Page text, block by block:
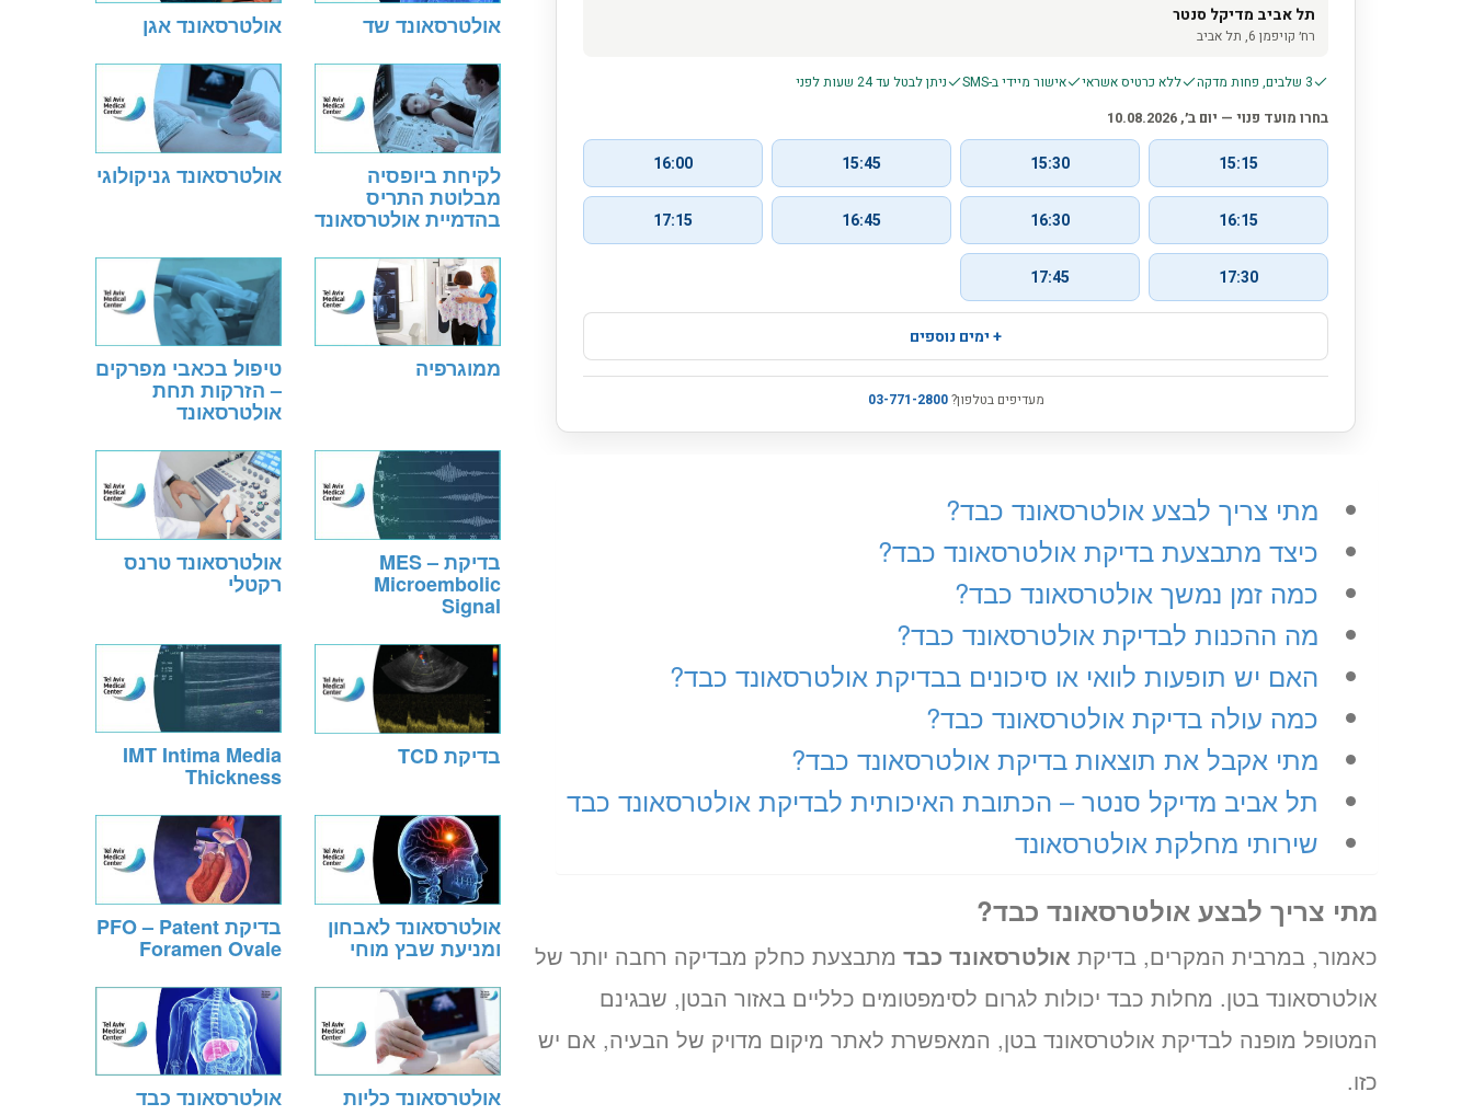
מתי צריך לבצע אולטרסאונד כבד?
כיצד מתבצעת בדיקת אולטרסאונד כבד?
כמה זמן נמשך אולטרסאונד כבד?
מה ההכנות לבדיקת אולטרסאונד כבד?
האם יש תופעות לוואי או סיכונים בבדיקת אולטרסאונד כבד?
כמה עולה בדיקת אולטרסאונד כבד?
מתי אקבל את תוצאות בדיקת אולטרסאונד כבד?
תל אביב מדיקל סנטר – הכתובת האיכותית לבדיקת אולטרסאונד כבד
שירותי מחלקת אולטרסאונד
מתי צריך לבצע אולטרסאונד כבד?
כאמור, במרבית המקרים, בדיקת אולטרסאונד כבד מתבצעת כחלק מבדיקה רחבה יותר של
אולטרסאונד בטן. מחלות כבד יכולות לגרום לסימפטומים כלליים באזור הבטן, שבגינם
המטופל מופנה לבדיקת אולטרסאונד בטן, המאפשרת לאתר מיקום מדויק של הבעיה, אם יש
כזו.
אולטרסאונד שד אולטרסאונד אגן
לקיחת ביופסיה
מבלוטת התריס
בהדמיית אולטרסאונד
אולטרסאונד גניקולוגי
ממוגרפיה טיפול בכאבי מפרקים
– הזרקות תחת
אולטרסאונד
בדיקת MES –
Microembolic
Signal
אולטרסאונד טרנס
רקטלי
בדיקת TCD IMT Intima Media
Thickness
אולטרסאונד לאבחון
ומניעת שבץ מוחי
בדיקת PFO – Patent
Foramen Ovale
אולטרסאונד כליות אולטרסאונד כבד